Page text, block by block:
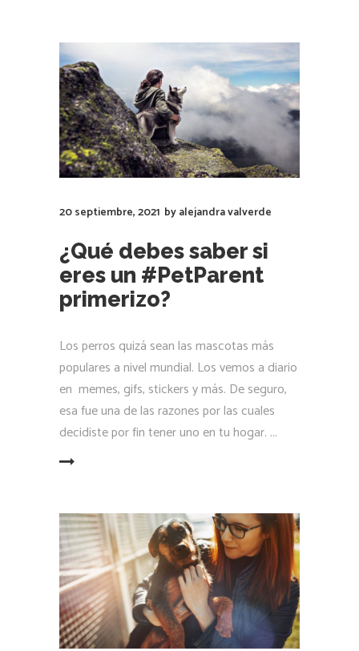
20 septiembre, 2021 byalejandra valverde
¿Qué debes saber si
eres un #PetParent
primerizo?
Los perros quizá sean las mascotas más
populares a nivel mundial. Los vemos a diario
en memes, gifs, stickers y más. De seguro,
esa fue una de las razones por las cuales
decidiste por fin tener uno en tu hogar.